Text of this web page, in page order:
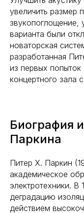
увеличить размер
звукопоглощение,
варианта были
новаторская
разработанная
из первых попыток
концертного зала
Биография
Паркина
Питер Х. Паркин
академическое
электротехники. В
деградацию
действием